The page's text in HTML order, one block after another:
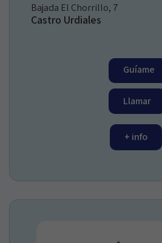
Bajada El Chorrillo, 7
Castro Urdiales
Guíame
Llamar
+ info